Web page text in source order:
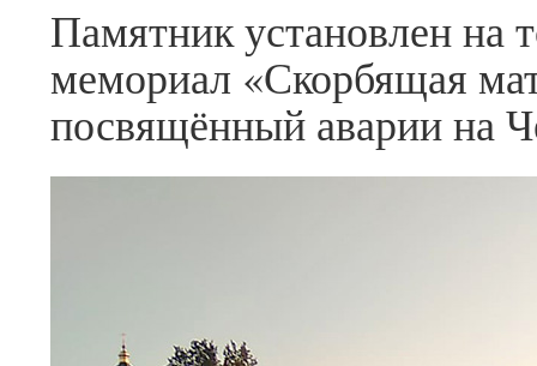
Памятник установлен на
мемориал «Скорбящая
посвящённый аварии на